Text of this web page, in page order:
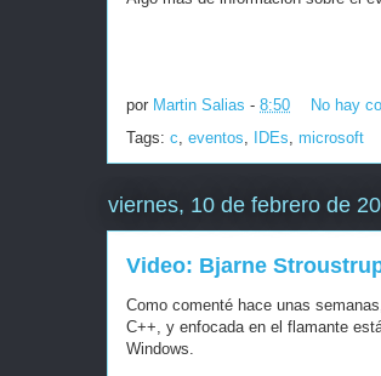
por Martin Salias - 8:50
No hay
Tags: c, eventos, IDEs, microsoft
viernes, 10 de febrero de
Video: Bjarne
Como comenté hace unas
C++, y enfocada en el flamante
Windows.